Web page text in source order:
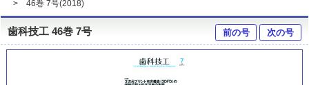
46巻 7号(2018)
歯科技工 46巻 7号 前の号 次の号